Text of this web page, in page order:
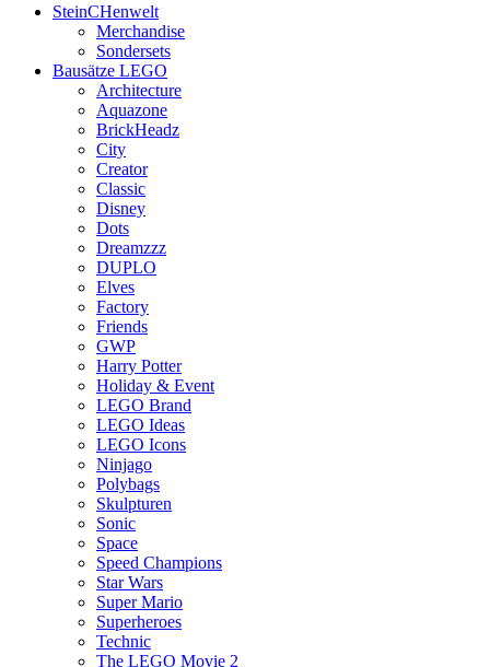
SteinCHenwelt
Merchandise
Sondersets
Bausätze LEGO
Architecture
Aquazone
BrickHeadz
City
Creator
Classic
Disney
Dots
Dreamzzz
DUPLO
Elves
Factory
Friends
GWP
Harry Potter
Holiday & Event
LEGO Brand
LEGO Ideas
LEGO Icons
Ninjago
Polybags
Skulpturen
Sonic
Space
Speed Champions
Star Wars
Super Mario
Superheroes
Technic
The LEGO Movie 2